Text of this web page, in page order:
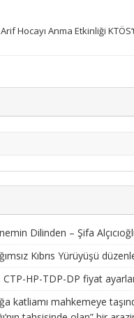
Arif Hocayı Anma Etkinliği
Dilinden – Şifa
Kıbrıs Yürüyüşü
HP-TDP-DP fiyat
katliamı mahkemeye